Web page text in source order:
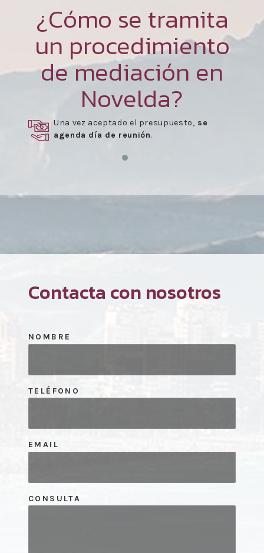
¿Cómo se tramita
un procedimiento
de mediación en
Novelda?
Una vez aceptado el presupuesto, se
agenda día de reunión.
Contacta con nosotros
NOMBRE
TELÉFONO
EMAIL
CONSULTA